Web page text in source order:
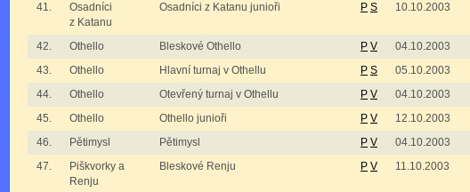
41.
Osadníci
z Katanu
Osadníci z Katanu junioři P S 10.10.2003
42. Othello Bleskové Othello P V 04.10.2003
43.
Othello Hlavní turnaj v Othellu P S 05.10.2003
44.
Othello Otevřený turnaj v Othellu P V 04.10.2003
45.
Othello Othello junioři P V 12.10.2003
46.
Pětimysl Pětimysl P V 04.10.2003
47.
Piškvorky a
Renju
Bleskové Renju P V 11.10.2003